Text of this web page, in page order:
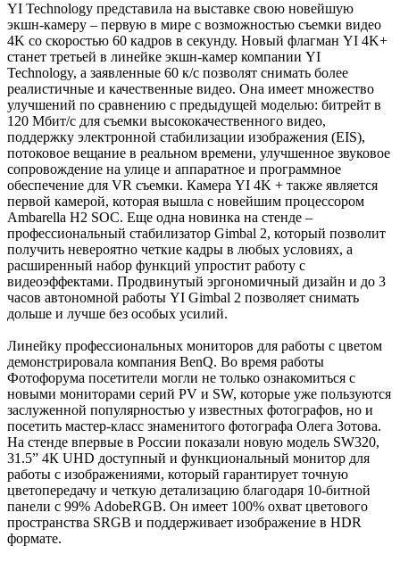
YI Technology представила на выставке свою новейшую
экшн-камеру – первую в мире с возможностью съемки видео
4K со скоростью 60 кадров в секунду. Новый флагман YI 4K+
станет третьей в линейке экшн-камер компании YI
Technology, а заявленные 60 к/с позволят снимать более
реалистичные и качественные видео. Она имеет множество
улучшений по сравнению с предыдущей моделью: битрейт в
120 Мбит/с для съемки высококачественного видео,
поддержку электронной стабилизации изображения (EIS),
потоковое вещание в реальном времени, улучшенное звуковое
сопровождение на улице и аппаратное и программное
обеспечение для VR съемки. Камера YI 4K + также является
первой камерой, которая вышла с новейшим процессором
Ambarella H2 SOC. Еще одна новинка на стенде –
профессиональный стабилизатор Gimbal 2, который позволит
получить невероятно четкие кадры в любых условиях, а
расширенный набор функций упростит работу с
видеоэффектами. Продвинутый эргономичный дизайн и до 3
часов автономной работы YI Gimbal 2 позволяет снимать
дольше и лучше без особых усилий.
Линейку профессиональных мониторов для работы с цветом
демонстрировала компания BenQ. Во время работы
Фотофорума посетители могли не только ознакомиться с
новыми мониторами серий PV и SW, которые уже пользуются
заслуженной популярностью у известных фотографов, но и
посетить мастер-класс знаменитого фотографа Олега Зотова.
На стенде впервые в России показали новую модель SW320,
31.5” 4К UHD доступный и функциональный монитор для
работы с изображениями, который гарантирует точную
цветопередачу и четкую детализацию благодаря 10-битной
панели с 99% AdobeRGB. Он имеет 100% охват цветового
пространства SRGB и поддерживает изображение в HDR
формате.